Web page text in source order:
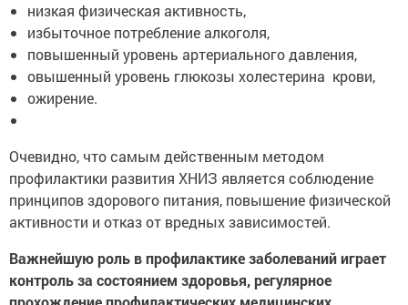
низкая физическая активность,
избыточное потребление алкоголя,
повышенный уровень артериального давления,
овышенный уровень глюкозы холестерина крови,
ожирение.
Очевидно, что самым действенным методом
профилактики развития ХНИЗ является соблюдение
принципов здорового питания, повышение физической
активности и отказ от вредных зависимостей.
Важнейшую роль в профилактике заболеваний играет
контроль за состоянием здоровья, регулярное